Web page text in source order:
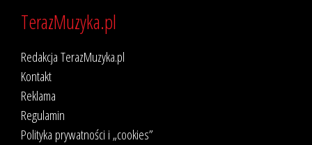
TerazMuzyka.pl
Redakcja TerazMuzyka.pl
Kontakt
Reklama
Regulamin
Polityka prywatności i „cookies”